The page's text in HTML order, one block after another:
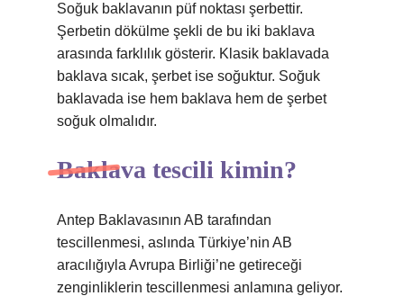
Soğuk baklavanın püf noktası şerbettir.
Şerbetin dökülme şekli de bu iki baklava
arasında farklılık gösterir. Klasik baklavada
baklava sıcak, şerbet ise soğuktur. Soğuk
baklavada ise hem baklava hem de şerbet
soğuk olmalıdır.
Baklava tescili kimin?
Antep Baklavasının AB tarafından
tescillenmesi, aslında Türkiye’nin AB
aracılığıyla Avrupa Birliği’ne getireceği
zenginliklerin tescillenmesi anlamına geliyor.